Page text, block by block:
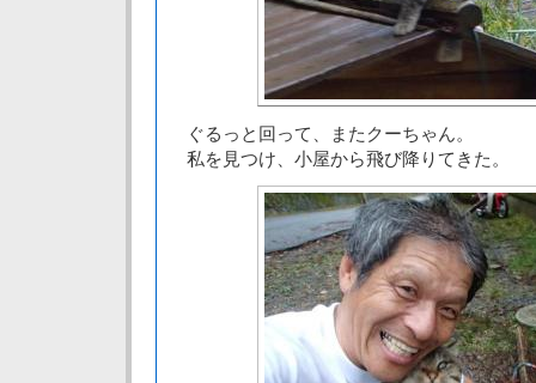
ぐるっと回って、またクーちゃん。
私を見つけ、小屋から飛び降りてきた。